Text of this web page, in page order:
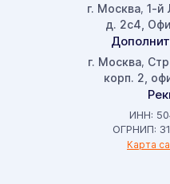
г. Москва, 1-й
д. 2с4,
г. Москва,
корп. 2,
ИНН:
ОГРНИП:
Карта